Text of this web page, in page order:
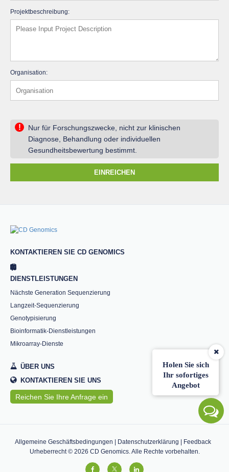
Holen Sie sich
Ihr sofortiges
Angebot
Projektbeschreibung:
Organisation:
!
Nur für Forschungszwecke, nicht zur klinischen
Diagnose, Behandlung oder individuellen
Gesundheitsbewertung bestimmt.
EINREICHEN
KONTAKTIEREN SIE CD GENOMICS
DIENSTLEISTUNGEN
Nächste Generation Sequenzierung
Langzeit-Sequenzierung
Genotypisierung
Bioinformatik-Dienstleistungen
Mikroarray-Dienste
ÜBER UNS
KONTAKTIEREN SIE UNS
Reichen Sie Ihre Anfrage ein
Allgemeine Geschäftsbedingungen Datenschutzerklärung
Feedback
Urheberrecht © 2026 CD Genomics. Alle Rechte vorbehalten.